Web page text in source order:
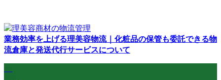
業務効率を上げる理美容物流｜化粧品の保管も委託できる物
流倉庫と発送代行サービスについて